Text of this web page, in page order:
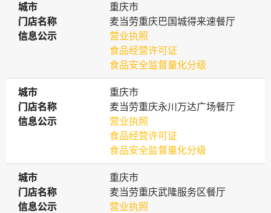
城市
城市
重庆市
门店名称
门店名称
麦当劳重庆巴国城得来速餐厅
信息公示
信息公示
营业执照
食品经营许可证
食品安全监督量化分级
城市
城市
重庆市
门店名称
门店名称
麦当劳重庆永川万达广场餐厅
信息公示
信息公示
营业执照
食品经营许可证
食品安全监督量化分级
城市
城市
重庆市
门店名称
门店名称
麦当劳重庆武隆服务区餐厅
信息公示
信息公示
营业执照